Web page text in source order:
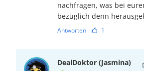
nachfragen, was bei
be­züglich denn
Antworten 1
DealDoktor (Jasmina)